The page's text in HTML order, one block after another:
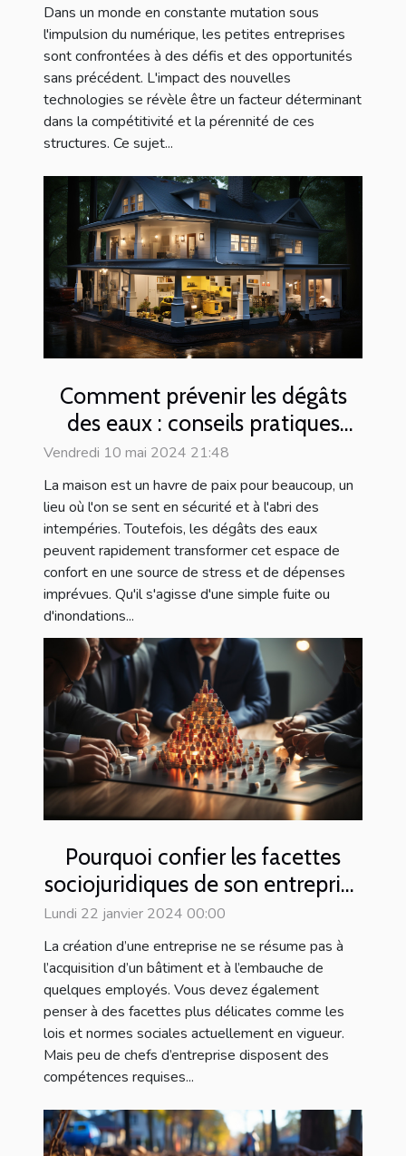
Dans un monde en constante mutation sous
l'impulsion du numérique, les petites entreprises
sont confrontées à des défis et des opportunités
sans précédent. L'impact des nouvelles
technologies se révèle être un facteur déterminant
dans la compétitivité et la pérennité de ces
structures. Ce sujet...
Comment prévenir les dégâts
des eaux : conseils pratiques
pour les propriétaires et
locataires
Vendredi 10 mai 2024 21:48
La maison est un havre de paix pour beaucoup, un
lieu où l'on se sent en sécurité et à l'abri des
intempéries. Toutefois, les dégâts des eaux
peuvent rapidement transformer cet espace de
confort en une source de stress et de dépenses
imprévues. Qu'il s'agisse d'une simple fuite ou
d'inondations...
Pourquoi confier les facettes
sociojuridiques de son entreprise
à un prestataire spécialisé ?
Lundi 22 janvier 2024 00:00
La création d’une entreprise ne se résume pas à
l’acquisition d’un bâtiment et à l’embauche de
quelques employés. Vous devez également
penser à des facettes plus délicates comme les
lois et normes sociales actuellement en vigueur.
Mais peu de chefs d’entreprise disposent des
compétences requises...